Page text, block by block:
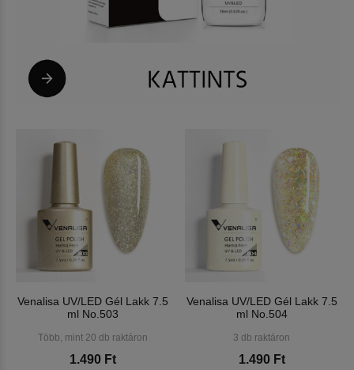
Venalisa UV/LED Gél Lakk 7.5
ml No.503
Több, mint 20 db raktáron
1.490 Ft
Venalisa UV/LED Gél Lakk 7.5
ml No.504
3 db raktáron
1.490 Ft